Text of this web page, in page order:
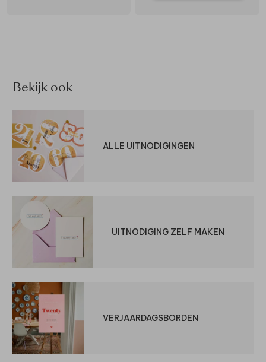
Bekijk ook
ALLE UITNODIGINGEN
UITNODIGING ZELF MAKEN
VERJAARDAGSBORDEN